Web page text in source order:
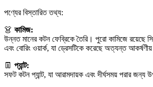
পণ্যের বিস্তারিত তথ্য:
👗 কামিজ:
উন্নত মানের কটন ফেব্রিকে তৈরি। পুরো কামিজে রয়েছে
এবং বোরিং ওয়ার্ক, যা ড্রেসটিকে করেছে অত্যন্ত আকর্ষণীয়
👖 প্যান্ট:
সফট কটন প্যান্ট, যা আরামদায়ক এবং দীর্ঘসময় পরার জন্য